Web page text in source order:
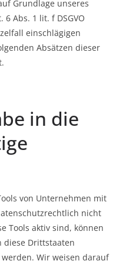
Grundlage unseres
Abs. 1 lit. f DSGVO
einschlägigen
Absätzen dieser
in die
von Unternehmen mit
nicht
Tools aktiv sind, können
diese Drittstaaten
Wir weisen darauf